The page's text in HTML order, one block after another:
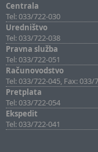
Centrala
Tel: 033/722-030
Uredništvo
Tel: 033/722-038
Pravna služba
Tel: 033/722-051
Računovodstvo
Tel: 033/722-045, Fax: 033/
Pretplata
Tel: 033/722-054
Ekspedit
Tel: 033/722-041